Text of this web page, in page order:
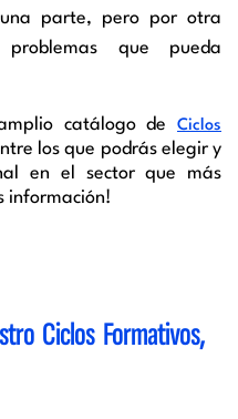
parte, pero por otra
que pueda
catálogo de Ciclos
los que podrás elegir y
en el sector que más
información!
Ciclos Formativos,